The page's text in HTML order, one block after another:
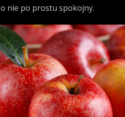
o nie po prostu spokojny.